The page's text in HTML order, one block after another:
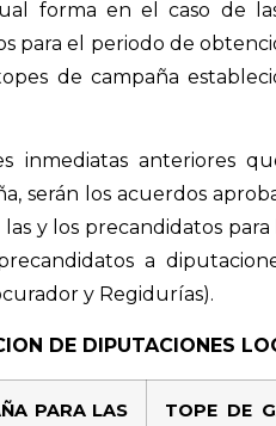
forma en el caso de
para el periodo de
de campaña
inmediatas anteriores
serán los acuerdos
y los precandidatos
a
y Regidurías).
DE DIPUTACIONES
PARA LAS
TOPE DE